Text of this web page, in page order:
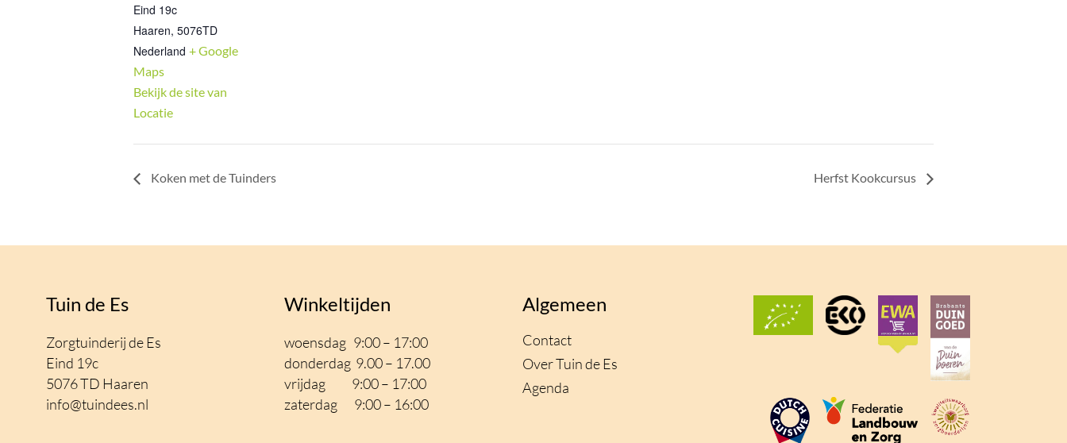
Eind 19c
Haaren, 5076TD
Nederland + Google
Maps
Bekijk de site van
Locatie
Koken met de Tuinders Herfst Kookcursus
Tuin de Es
Zorgtuinderij de Es
Eind 19c
5076 TD Haaren
info@tuindees.nl
Winkeltijden
woensdag 9:00 – 17:00
donderdag 9.00 – 17.00
vrijdag 9:00 – 17:00
zaterdag 9:00 – 16:00
Algemeen
Contact
Over Tuin de Es
Agenda